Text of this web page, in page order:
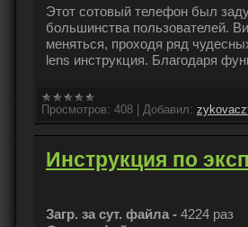
Этот сотовый телефон был
большинства пользователей.
меняться, проходя ряд
lens инструкция. Благодаря
Просмотров: 408 Добавил:
Инструкция по
Загр. за сут. файла - 4224 раз